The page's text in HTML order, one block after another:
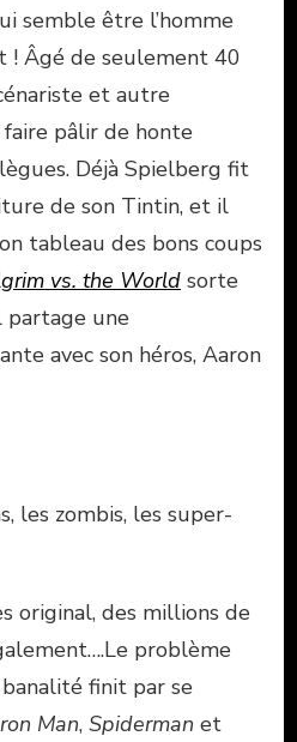
semble être l’homme
! Âgé de seulement 40
et autre
pâlir de honte
Déjà Spielberg fit
de son Tintin, et il
tableau des bons coups
vs. the World sorte
partage une
avec son héros, Aaron
les zombis, les super-
original, des millions de
problème
banalité finit par se
Man, Spiderman et